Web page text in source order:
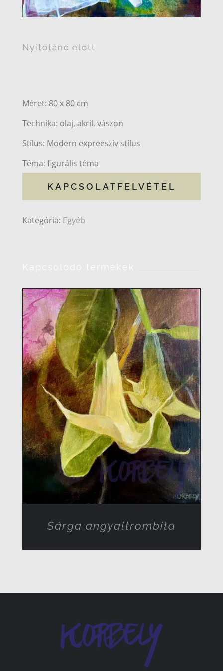
Nyitótánc előtt
Méret: 80 x 80 cm
Technika: olaj, akril, vászon
Stílus: Modern expreeszív stílus
Téma: figurális téma
KAPCSOLATFELVÉTEL
Kategória: Egyéb
RÉSZLETEK
Sárga angyaltrombita